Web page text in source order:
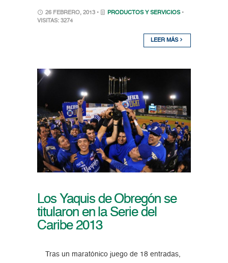
26 FEBRERO, 2013 • PRODUCTOS Y SERVICIOS •
VISITAS: 3274
LEER MÁS
Los Yaquis de Obregón se
titularon en la Serie del
Caribe 2013
Tras un maratónico juego de 18 entradas,